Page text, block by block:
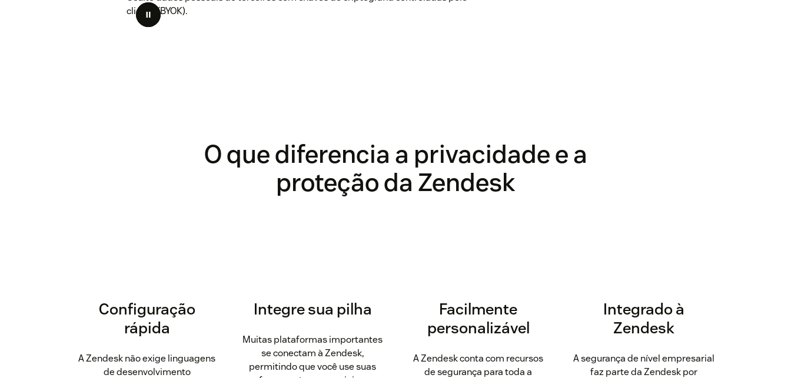
cliente (BYOK).
O que diferencia a privacidade e a
proteção da Zendesk
Configuração
rápida
A Zendesk não exige linguagens
de desenvolvimento
Integre sua pilha
Muitas plataformas importantes
se conectam à Zendesk,
permitindo que você use suas
Facilmente
personalizável
A Zendesk conta com recursos
de segurança para toda a
Integrado à
Zendesk
A segurança de nível empresarial
faz parte da Zendesk por